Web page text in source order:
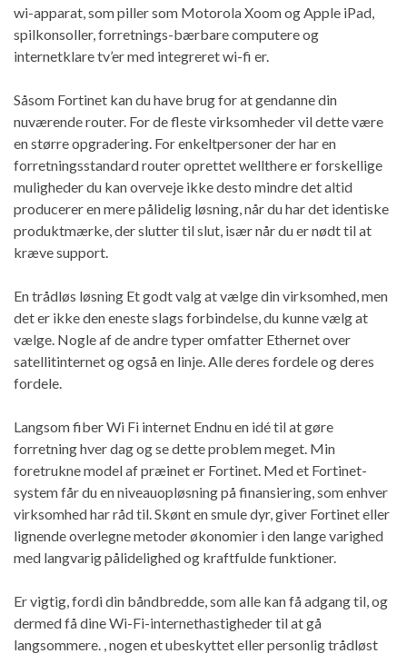
wi-apparat, som piller som Motorola Xoom og Apple iPad,
spilkonsoller, forretnings-bærbare computere og
internetklare tv’er med integreret wi-fi er.
Såsom Fortinet kan du have brug for at gendanne din
nuværende router. For de fleste virksomheder vil dette være
en større opgradering. For enkeltpersoner der har en
forretningsstandard router oprettet wellthere er forskellige
muligheder du kan overveje ikke desto mindre det altid
producerer en mere pålidelig løsning, når du har det identiske
produktmærke, der slutter til slut, især når du er nødt til at
kræve support.
En trådløs løsning Et godt valg at vælge din virksomhed, men
det er ikke den eneste slags forbindelse, du kunne vælg at
vælge. Nogle af de andre typer omfatter Ethernet over
satellitinternet og også en linje. Alle deres fordele og deres
fordele.
Langsom fiber Wi Fi internet Endnu en idé til at gøre
forretning hver dag og se dette problem meget. Min
foretrukne model af præinet er Fortinet. Med et Fortinet-
system får du en niveauopløsning på finansiering, som enhver
virksomhed har råd til. Skønt en smule dyr, giver Fortinet eller
lignende overlegne metoder økonomier i den lange varighed
med langvarig pålidelighed og kraftfulde funktioner.
Er vigtig, fordi din båndbredde, som alle kan få adgang til, og
dermed få dine Wi-Fi-internethastigheder til at gå
langsommere. , nogen et ubeskyttet eller personlig trådløst